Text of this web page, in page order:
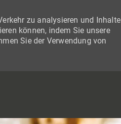
zu analysieren und Inhalte
können, indem Sie unsere
Sie der Verwendung von